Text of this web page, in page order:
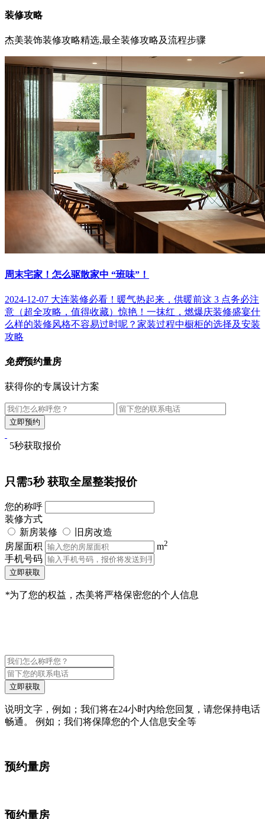
装修攻略
杰美装饰装修攻略精选,最全装修攻略及流程步骤
周末宅家！怎么驱散家中 “班味”！
2024-12-07 大连装修必看！暖气热起来，供暖前这 3 点务必注
意（超全攻略，值得收藏）惊艳！一抹红，燃爆庆装修盛宴什
么样的装修风格不容易过时呢？ 家装过程中橱柜的选择及安装
攻略
免费预约量房
获得你的专属设计方案
5秒获取报价
只需5秒获取全屋整装报价
您的称呼
装修方式
新房装修
旧房改造
房屋面积
m2
手机号码
立即获取
*为了您的权益，杰美将严格保密您的个人信息
立即获取
说明文字，例如；我们将在24小时内给您回复，请您保持电话
畅通。 例如；我们将保障您的个人信息安全等
预约量房
预约量房